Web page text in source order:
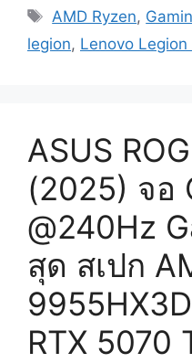
Tags
AMD Ryzen,
legion, Lenovo Legion
ASUS
(2025) จอ
@240Hz
สุด สเปก
RTX 5070